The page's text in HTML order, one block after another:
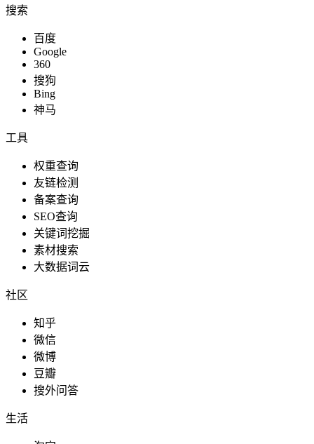
搜索
百度
Google
360
搜狗
Bing
神马
工具
权重查询
友链检测
备案查询
SEO查询
关键词挖掘
素材搜索
大数据词云
社区
知乎
微信
微博
豆瓣
搜外问答
生活